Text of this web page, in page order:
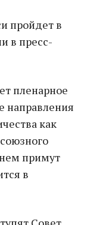
пройдет в
в пресс-
пленарное
направления
как
нем примут
в